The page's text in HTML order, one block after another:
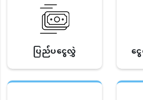
ပြည်ပငွေလွှဲ ငွ